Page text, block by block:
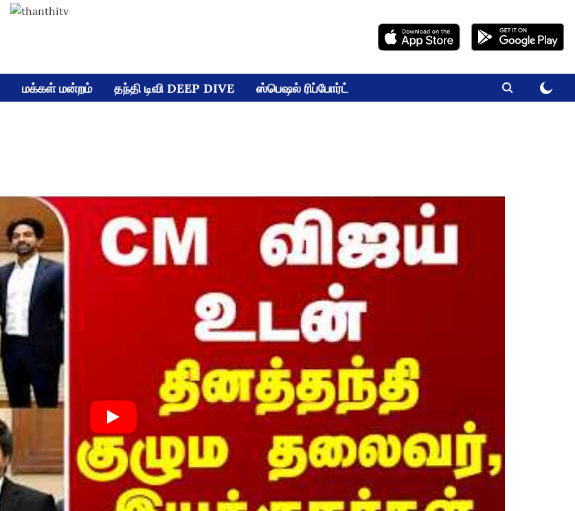
மக்கள் மன்றம் தந்தி டிவி DEEP DIVE ஸ்பெஷல் ரிப்போர்ட்